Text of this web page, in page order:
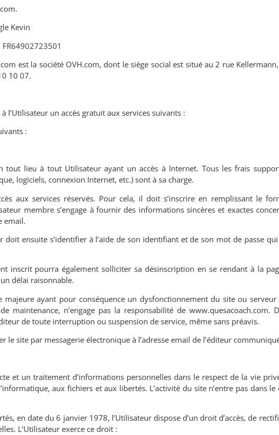
Kevin
est la société OVH.com, dont le siège social est situé au 2 rue
10 07.
l’Utilisateur un accès gratuit aux services suivants :
:
tout lieu à tout Utilisateur ayant un accès à Internet. Tous les frais
logiciels, connexion Internet, etc.) sont à sa charge.
aux services réservés. Pour cela, il doit s’inscrire en remplissant le
membre s’engage à fournir des informations sincères et exactes
email.
doit ensuite s’identifier à l’aide de son identifiant et de son mot de passe
inscrit pourra également solliciter sa désinscription en se rendant à la
délai raisonnable.
ayant pour conséquence un dysfonctionnement du site ou
maintenance, n’engage pas la responsabilité de www.quesacoach.com.
de toute interruption ou suspension de service, même sans préavis.
le site par messagerie électronique à l’adresse email de l’éditeur
et un traitement d’informations personnelles dans le respect de la vie
aux fichiers et aux libertés. L’activité du site n’entre pas dans
en date du 6 janvier 1978, l’Utilisateur dispose d’un droit d’accès, de
L’Utilisateur exerce ce droit :